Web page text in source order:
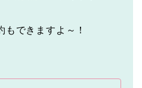
もできますよ～！